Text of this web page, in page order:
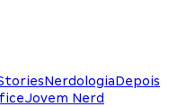
NerdologiaDepois
Jovem Nerd